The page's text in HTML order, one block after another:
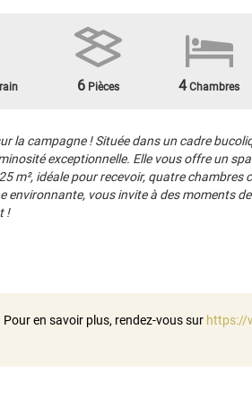
6 Pièces 4Chambres
la campagne ! Située dans un cadre
exceptionnelle. Elle vous offre un
m², idéale pour recevoir, quatre
vous invite à des moments
!
en savoir plus, rendez-vous sur https://